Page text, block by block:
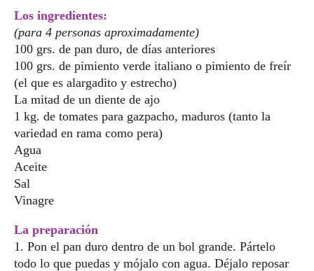
Los ingredientes:
(para 4 personas aproximadamente)
100 grs. de pan duro, de días anteriores
100 grs. de pimiento verde italiano o pimiento de freír
(el que es alargadito y estrecho)
La mitad de un diente de ajo
1 kg. de tomates para gazpacho, maduros (tanto la
variedad en rama como pera)
Agua
Aceite
Sal
Vinagre
La preparación
1. Pon el pan duro dentro de un bol grande. Pártelo
todo lo que puedas y mójalo con agua. Déjalo reposar